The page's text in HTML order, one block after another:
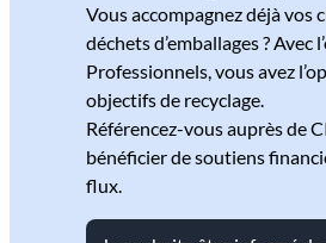
Vous accompagnez déjà
déchets d’emballages ? Avec
Professionnels, vous avez
objectifs de recyclage.
​Référencez-vous auprès de
bénéficier de soutiens
flux​.